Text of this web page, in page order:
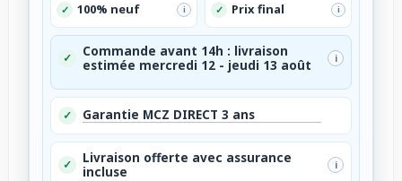
✓ 100% neuf i ✓ Prix final i
✓
Commande avant 14h : livraison
estimée mercredi 12 - jeudi 13 août
i
✓ Garantie MCZ DIRECT 3 ans
✓
Livraison offerte avec assurance
incluse
i